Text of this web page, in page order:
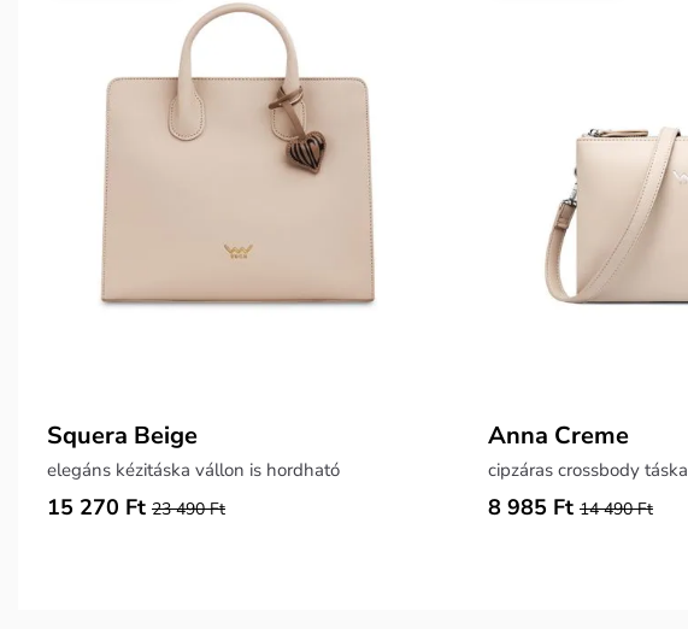
Squera Beige
elegáns kézitáska vállon is hordható
15 270 Ft 23 490 Ft
Anna Creme
cipzáras crossbody táska
8 985 Ft 14 490 Ft